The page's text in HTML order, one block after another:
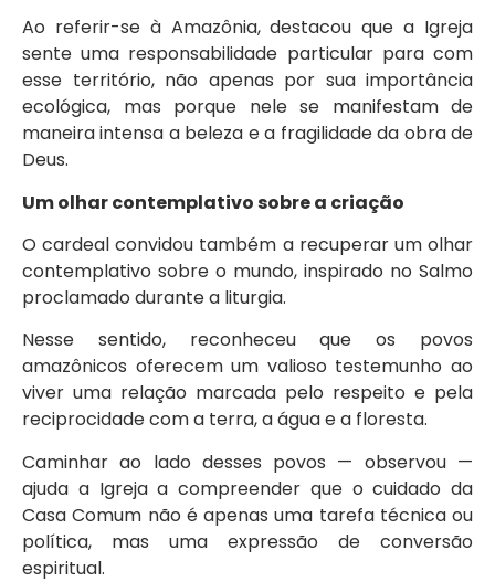
Ao referir-se à Amazônia, destacou que a Igreja
sente uma responsabilidade particular para com
esse território, não apenas por sua importância
ecológica, mas porque nele se manifestam de
maneira intensa a beleza e a fragilidade da obra de
Deus.
Um olhar contemplativo sobre a criação
O cardeal convidou também a recuperar um olhar
contemplativo sobre o mundo, inspirado no Salmo
proclamado durante a liturgia.
Nesse sentido, reconheceu que os povos
amazônicos oferecem um valioso testemunho ao
viver uma relação marcada pelo respeito e pela
reciprocidade com a terra, a água e a floresta.
Caminhar ao lado desses povos — observou —
ajuda a Igreja a compreender que o cuidado da
Casa Comum não é apenas uma tarefa técnica ou
política, mas uma expressão de conversão
espiritual.